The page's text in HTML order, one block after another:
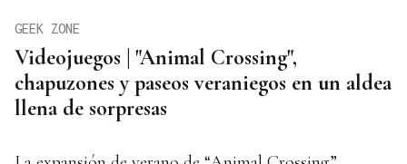
Videojuegos | "Animal Crossing",
chapuzones y paseos veraniegos en un aldea
llena de sorpresas
GEEK ZONE